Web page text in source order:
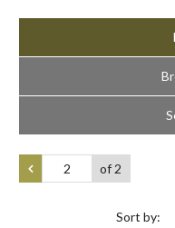
of 2
Sort by: